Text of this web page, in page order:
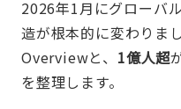
2026年1月にグローバ
造が根本的に変わりま
Overviewと、 1億人超
を整理します。